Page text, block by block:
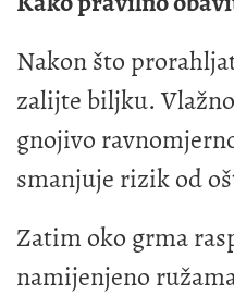
Nakon što
zalijte biljku.
gnojivo
smanjuje rizik od
Zatim oko grma
namijenjeno